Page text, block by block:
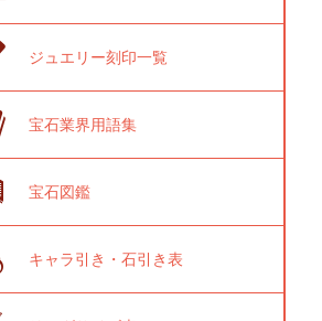
ジュエリー刻印一覧
宝石業界用語集
宝石図鑑
キャラ引き・石引き表